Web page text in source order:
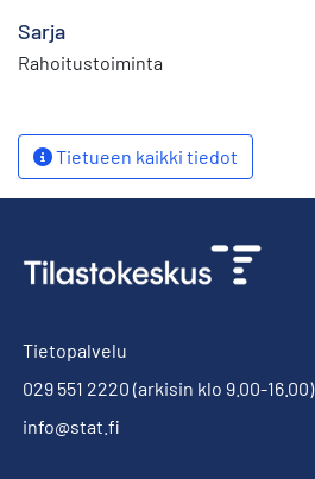
Sarja
Rahoitustoiminta
Tietueen kaikki tiedot
Tietopalvelu
029 551 2220 (arkisin klo 9.00-16.00)
info@stat.fi